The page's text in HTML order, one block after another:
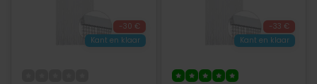
-30 €
Kant en klaar
-33 €
Kant en klaar